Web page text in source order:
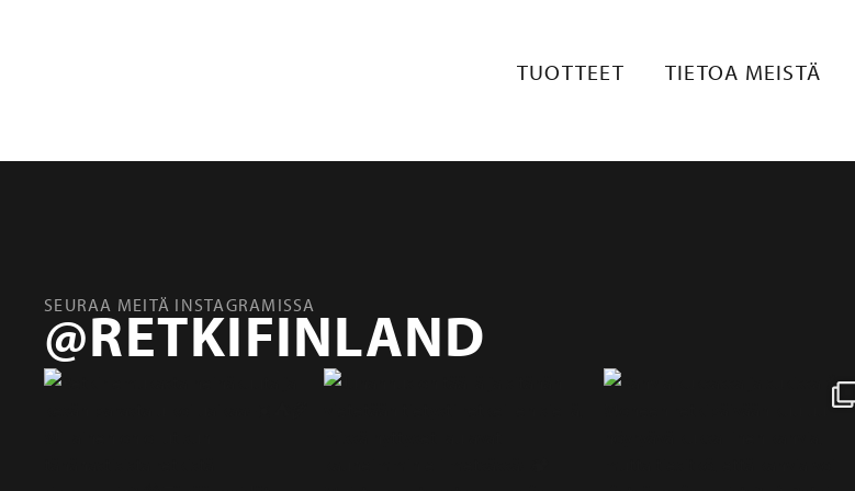
TUOTTEET TIETOA MEISTÄ
SEURAA MEITÄ INSTAGRAMISSA
@RETKIFINLAND